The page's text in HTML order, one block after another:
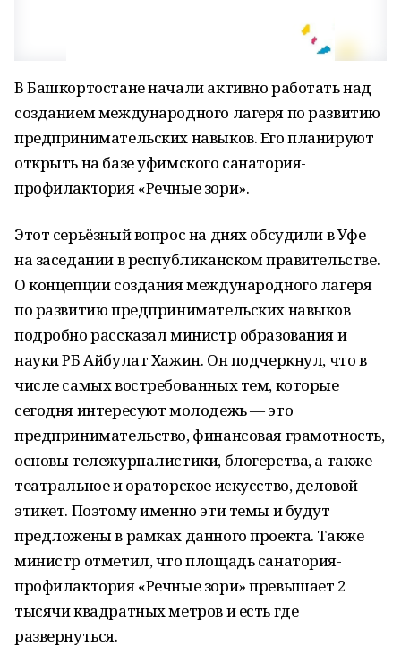
В Башкортостане начали активно работать над
созданием международного лагеря по развитию
предпринимательских навыков. Его планируют
открыть на базе уфимского санатория-
профилактория «Речные зори».
Этот серьёзный вопрос на днях обсудили в Уфе
на заседании в республиканском правительстве.
О концепции создания международного лагеря
по развитию предпринимательских навыков
подробно рассказал министр образования и
науки РБ Айбулат Хажин. Он подчеркнул, что в
числе самых востребованных тем, которые
сегодня интересуют молодежь — это
предпринимательство, финансовая грамотность,
основы тележурналистики, блогерства, а также
театральное и ораторское искусство, деловой
этикет. Поэтому именно эти темы и будут
предложены в рамках данного проекта. Также
министр отметил, что площадь санатория-
профилактория «Речные зори» превышает 2
тысячи квадратных метров и есть где
развернуться.